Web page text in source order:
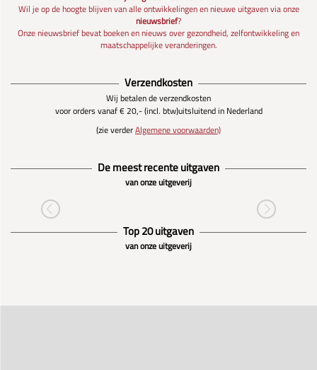
Wil je op de hoogte blijven van alle ontwikkelingen en nieuwe uitgaven via onze
nieuwsbrief?
Onze nieuwsbrief bevat boeken en nieuws over gezondheid, zelfontwikkeling en
maatschappelijke veranderingen.
Verzendkosten
Wij betalen de verzendkosten
voor orders vanaf € 20,- (incl. btw)uitsluitend in Nederland
(zie verderAlgemene voorwaarden)
De meest recente uitgaven
van onze uitgeverij
Top 20 uitgaven
van onze uitgeverij